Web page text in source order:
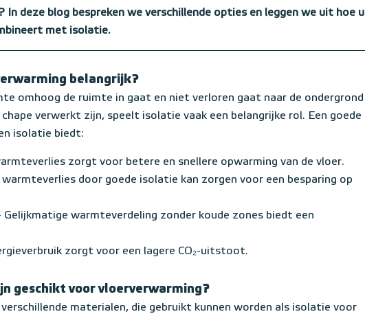
deze blog bespreken we verschillende opties en leggen we uit hoe u
met isolatie.
belangrijk?
omhoog de ruimte in gaat en niet verloren gaat naar de ondergrond
verwerkt zijn, speelt isolatie vaak een belangrijke rol. Een goede
isolatie biedt:
zorgt voor betere en snellere opwarming van de vloer.
warmteverlies door goede isolatie kan zorgen voor een besparing op
Gelijkmatige warmteverdeling zonder koude zones biedt een
zorgt voor een lagere CO₂-uitstoot.
geschikt voor vloerverwarming?
materialen, die gebruikt kunnen worden als isolatie voor